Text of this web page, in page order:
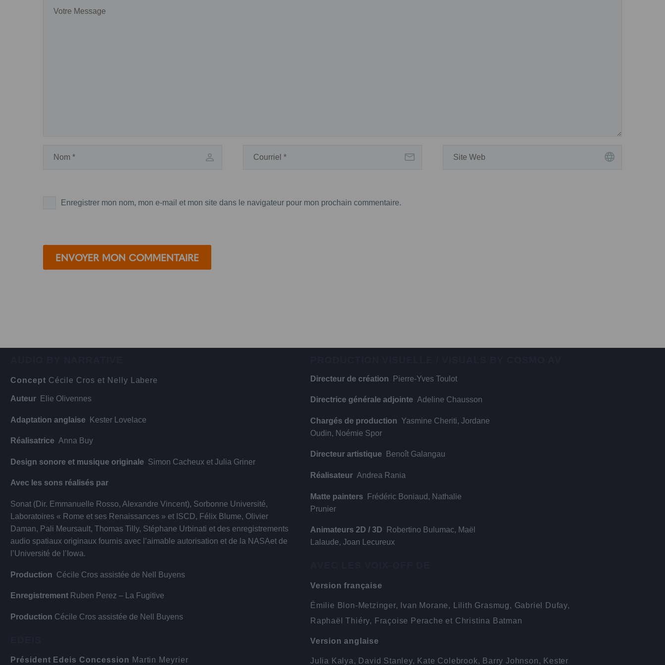
Enregistrer mon nom, mon e-mail et mon site dans le navigateur pour mon prochain commentaire.
ENVOYER MON COMMENTAIRE
Concept Cécile Cros et Nelly Labere
Auteur Elie Olivennes
Adaptation anglaise Kester Lovelace
Réalisatrice Anna Buy
Design sonore et musique originale Simon Cacheux et Julia Griner
Avec les sons réalisés par
Sonat (Dir. Emmanuelle Rosso, Alexandre Vincent), Sorbonne Université,
Laboratoires « Rome et ses Renaissances » et ISCD, Félix Blume, Olivier
Daman, Pali Meursault, Thomas Tilly, Stéphane Urbinati et des enregistrements
audio spatiaux originaux fournis avec l’aimable autorisation et de la NASAet de
l’Université de l’Iowa.
Production Cécile Cros assistée de Nell Buyens
Enregistrement Ruben Perez – La Fugitive
Production Cécile Cros assistée de Nell Buyens
Président Edeis Concession Martin Meyrier
Directeur de création Pierre-Yves Toulot
Directrice générale adjointe Adeline Chausson
Chargés de production Yasmine Cheriti, Jordane
Oudin, Noémie Spor
Directeur artistique Benoît Galangau
Réalisateur Andrea Rania
Matte painters
Frédéric Boniaud, Nathalie
Prunier
Animateurs 2D / 3D
Robertino Bulumac, Maël
Lalaude, Joan Lecureux
Version française
Émilie Blon-Metzinger, Ivan Morane, Lilith Grasmug, Gabriel Dufay,
Raphaël Thiéry, Fraçoise Perache et Christina Batman
Version anglaise
Julia Kalya, David Stanley, Kate Colebrook, Barry Johnson, Kester